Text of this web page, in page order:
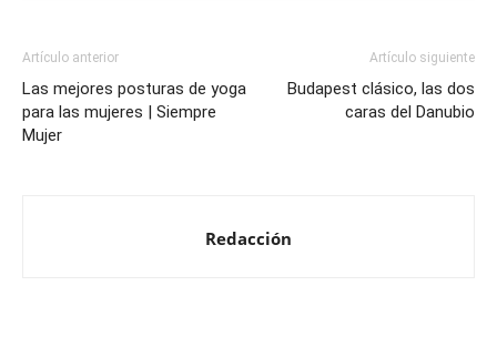
Artículo anterior
Las mejores posturas de yoga
para las mujeres | Siempre
Mujer
Artículo siguiente
Budapest clásico, las dos
caras del Danubio
Redacción